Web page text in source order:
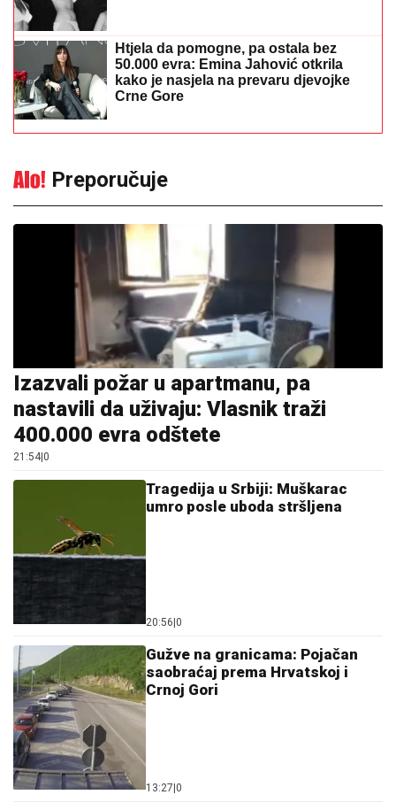
Htjela da pomogne, pa ostala bez
50.000 evra: Emina Jahović otkrila
kako je nasjela na prevaru djevojke
Crne Gore
Preporučuje
Izazvali požar u apartmanu, pa
nastavili da uživaju: Vlasnik traži
400.000 evra odštete
21:54 0
Tragedija u Srbiji: Muškarac
umro posle uboda stršljena
20:56 0
Gužve na granicama: Pojačan
saobraćaj prema Hrvatskoj i
Crnoj Gori
13:27 0